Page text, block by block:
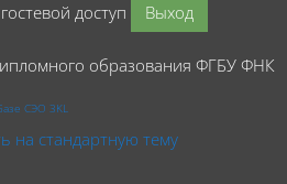
доступ Выход
образования ФГБУ
СЭО 3KL
на стандартную тему